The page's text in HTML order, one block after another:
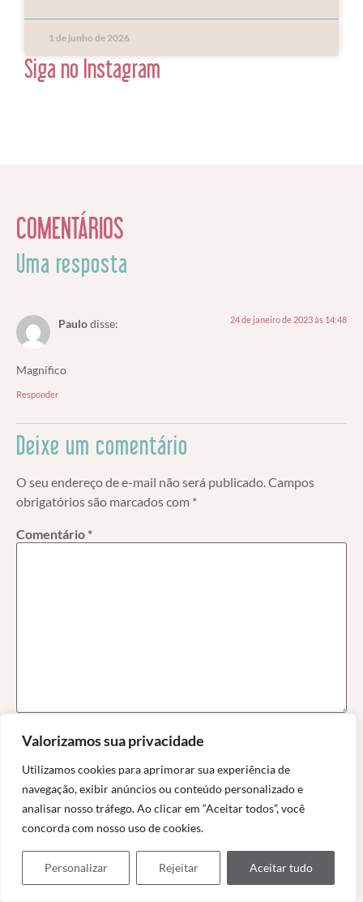
Valorizamos sua privacidade
Utilizamos cookies para aprimorar sua experiência de
navegação, exibir anúncios ou conteúdo personalizado e
analisar nosso tráfego. Ao clicar em “Aceitar todos”, você
concorda com nosso uso de cookies.
Personalizar Rejeitar Aceitar tudo
1 de junho de 2026
Siga no Instagram
COMENTÁRIOS
Uma resposta
Paulodisse: 24 de janeiro de 2023 às 14:48
Magnífico
Responder
Deixe um comentário
O seu endereço de e-mail não será publicado.Campos
obrigatórios são marcados com *
Comentário*
Nome*
E-mail*